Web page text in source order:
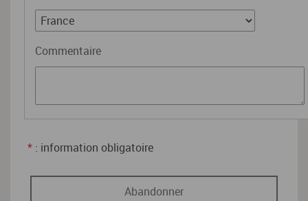
Commentaire
* : information obligatoire
Abandonner